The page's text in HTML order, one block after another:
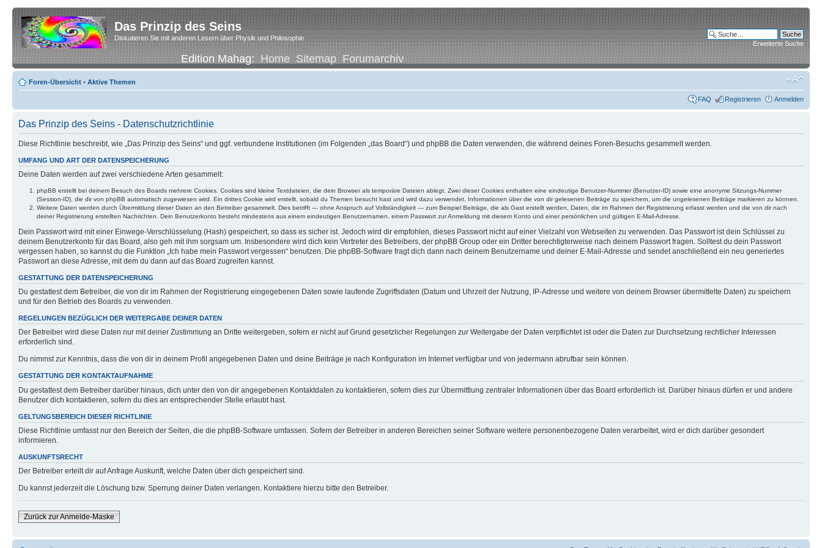
Das Prinzip des Seins
Diskutieren Sie mit anderen Lesern über Physik und Philosophie
Edition Mahag:Home Sitemap Forumarchiv
Erweiterte Suche
Foren-Übersicht • Aktive Themen
FAQ Registrieren Anmelden
Das Prinzip des Seins - Datenschutzrichtlinie
Diese Richtlinie beschreibt, wie „Das Prinzip des Seins“ und ggf. verbundene Institutionen (im Folgenden „das Board“) und phpBB die Daten verwenden, die während deines Foren-Besuchs gesammelt werden.
UMFANG UND ART DER DATENSPEICHERUNG
Deine Daten werden auf zwei verschiedene Arten gesammelt:
phpBB erstellt bei deinem Besuch des Boards mehrere Cookies. Cookies sind kleine Textdateien, die dein Browser als temporäre Dateien ablegt. Zwei dieser Cookies enthalten eine eindeutige Benutzer-Nummer (Benutzer-ID) sowie eine anonyme Sitzungs-Nummer
(Session-ID), die dir von phpBB automatisch zugewiesen wird. Ein drittes Cookie wird erstellt, sobald du Themen besucht hast und wird dazu verwendet, Informationen über die von dir gelesenen Beiträge zu speichern, um die ungelesenen Beiträge markieren zu können.
Weitere Daten werden durch Übermittlung dieser Daten an den Betreiber gesammelt. Dies betrifft — ohne Anspruch auf Vollständigkeit — zum Beispiel Beiträge, die als Gast erstellt werden, Daten, die im Rahmen der Registrierung erfasst werden und die von dir nach
deiner Registrierung erstellten Nachrichten. Dein Benutzerkonto besteht mindestens aus einem eindeutigen Benutzernamen, einem Passwort zur Anmeldung mit diesem Konto und einer persönlichen und gültigen E-Mail-Adresse.
Dein Passwort wird mit einer Einwege-Verschlüsselung (Hash) gespeichert, so dass es sicher ist. Jedoch wird dir empfohlen, dieses Passwort nicht auf einer Vielzahl von Webseiten zu verwenden. Das Passwort ist dein Schlüssel zu
deinem Benutzerkonto für das Board, also geh mit ihm sorgsam um. Insbesondere wird dich kein Vertreter des Betreibers, der phpBB Group oder ein Dritter berechtigterweise nach deinem Passwort fragen. Solltest du dein Passwort
vergessen haben, so kannst du die Funktion „Ich habe mein Passwort vergessen“ benutzen. Die phpBB-Software fragt dich dann nach deinem Benutzername und deiner E-Mail-Adresse und sendet anschließend ein neu generiertes
Passwort an diese Adresse, mit dem du dann auf das Board zugreifen kannst.
GESTATTUNG DER DATENSPEICHERUNG
Du gestattest dem Betreiber, die von dir im Rahmen der Registrierung eingegebenen Daten sowie laufende Zugriffsdaten (Datum und Uhrzeit der Nutzung, IP-Adresse und weitere von deinem Browser übermittelte Daten) zu speichern
und für den Betrieb des Boards zu verwenden.
REGELUNGEN BEZÜGLICH DER WEITERGABE DEINER DATEN
Der Betreiber wird diese Daten nur mit deiner Zustimmung an Dritte weitergeben, sofern er nicht auf Grund gesetzlicher Regelungen zur Weitergabe der Daten verpflichtet ist oder die Daten zur Durchsetzung rechtlicher Interessen
erforderlich sind.
Du nimmst zur Kenntnis, dass die von dir in deinem Profil angegebenen Daten und deine Beiträge je nach Konfiguration im Internet verfügbar und von jedermann abrufbar sein können.
GESTATTUNG DER KONTAKTAUFNAHME
Du gestattest dem Betreiber darüber hinaus, dich unter den von dir angegebenen Kontaktdaten zu kontaktieren, sofern dies zur Übermittlung zentraler Informationen über das Board erforderlich ist. Darüber hinaus dürfen er und andere
Benutzer dich kontaktieren, sofern du dies an entsprechender Stelle erlaubt hast.
GELTUNGSBEREICH DIESER RICHTLINIE
Diese Richtlinie umfasst nur den Bereich der Seiten, die die phpBB-Software umfassen. Sofern der Betreiber in anderen Bereichen seiner Software weitere personenbezogene Daten verarbeitet, wird er dich darüber gesondert
informieren.
AUSKUNFTSRECHT
Der Betreiber erteilt dir auf Anfrage Auskunft, welche Daten über dich gespeichert sind.
Du kannst jederzeit die Löschung bzw. Sperrung deiner Daten verlangen. Kontaktiere hierzu bitte den Betreiber.
Zurück zur Anmelde-Maske